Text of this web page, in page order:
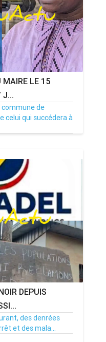
MAIRE LE 15
J...
de
celui qui succédera à
DEPUIS
des denrées
et des mala...